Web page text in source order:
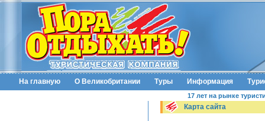
На главную О Великобритании Туры Информация
17 лет на рынке
Карта сайта